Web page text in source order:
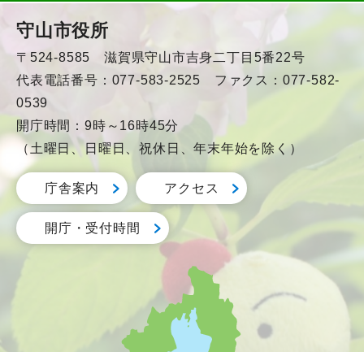
守山市役所
〒524-8585 滋賀県守山市吉身二丁目5番22号
代表電話番号：077-583-2525 ファクス：077-582-
0539
開庁時間：9時～16時45分
（土曜日、日曜日、祝休日、年末年始を除く）
庁舎案内 アクセス
開庁・受付時間